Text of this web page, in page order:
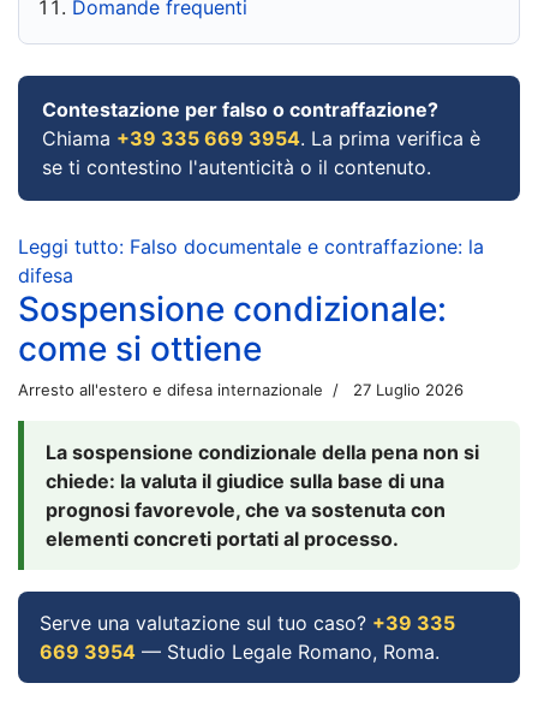
Domande frequenti
Contestazione per falso o contraffazione?
Chiama +39 335 669 3954. La prima verifica è
se ti contestino l'autenticità o il contenuto.
Leggi tutto: Falso documentale e contraffazione: la
difesa
Sospensione condizionale:
come si ottiene
Arresto all'estero e difesa internazionale 27 Luglio 2026
La sospensione condizionale della pena non si
chiede: la valuta il giudice sulla base di una
prognosi favorevole, che va sostenuta con
elementi concreti portati al processo.
Serve una valutazione sul tuo caso? +39 335
669 3954 — Studio Legale Romano, Roma.